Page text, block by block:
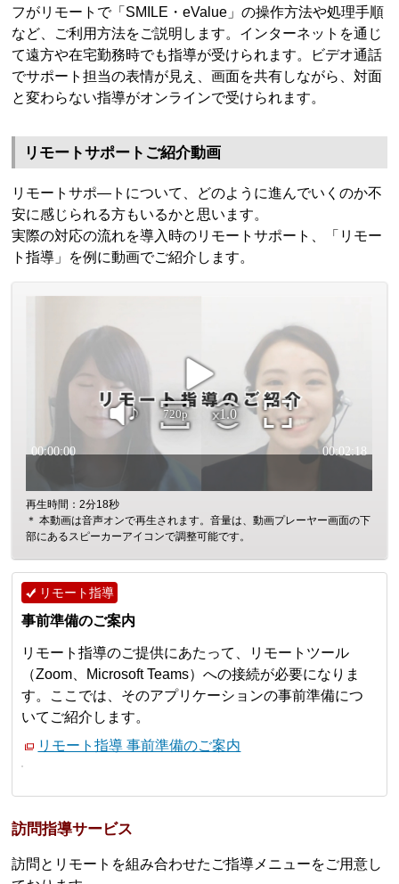
フがリモートで「SMILE・eValue」の操作方法や処理手順
など、ご利用方法をご説明します。インターネットを通じ
て遠方や在宅勤務時でも指導が受けられます。ビデオ通話
でサポート担当の表情が見え、画面を共有しながら、対面
と変わらない指導がオンラインで受けられます。
リモートサポートご紹介動画
リモートサポ―トについて、どのように進んでいくのか不
安に感じられる方もいるかと思います。
実際の対応の流れを導入時のリモートサポート、「リモー
ト指導」を例に動画でご紹介します。
再生時間：2分18秒
＊ 本動画は音声オンで再生されます。音量は、動画プレーヤー画面の下
部にあるスピーカーアイコンで調整可能です。
リモート指導
事前準備のご案内
リモート指導のご提供にあたって、リモートツール
（Zoom、Microsoft Teams）への接続が必要になりま
す。ここでは、そのアプリケーションの事前準備につ
いてご紹介します。
リモート指導 事前準備のご案内
訪問指導サービス
訪問とリモートを組み合わせたご指導メニューをご用意し